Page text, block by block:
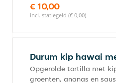
€ 10,00
incl. statiegeld (€ 0,00)
Durum kip hawai
Opgerolde tortilla met
groenten, ananas en